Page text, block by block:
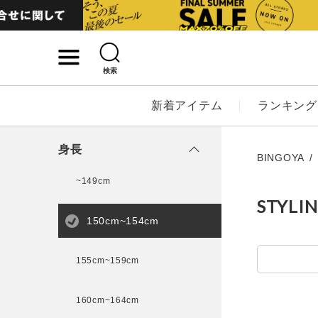
検索
新着アイテム ランキング
キーワード
身長
~149cm
150cm~154cm
155cm~159cm
160cm~164cm
BINGOYA